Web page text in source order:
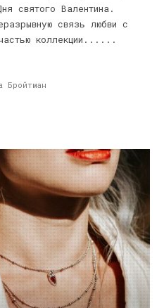
святого Валентина.
связь любви с
коллекции......
Бройтман